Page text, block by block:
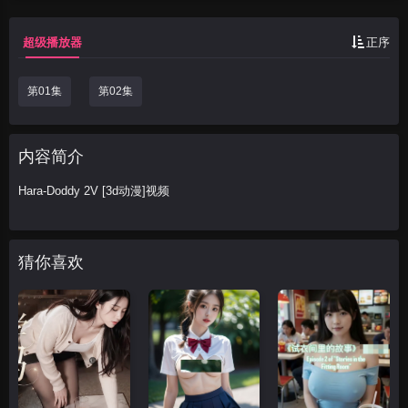
超级播放器 正序
第01集 第02集
内容简介
Hara-Doddy 2V [3d动漫]视频
猜你喜欢